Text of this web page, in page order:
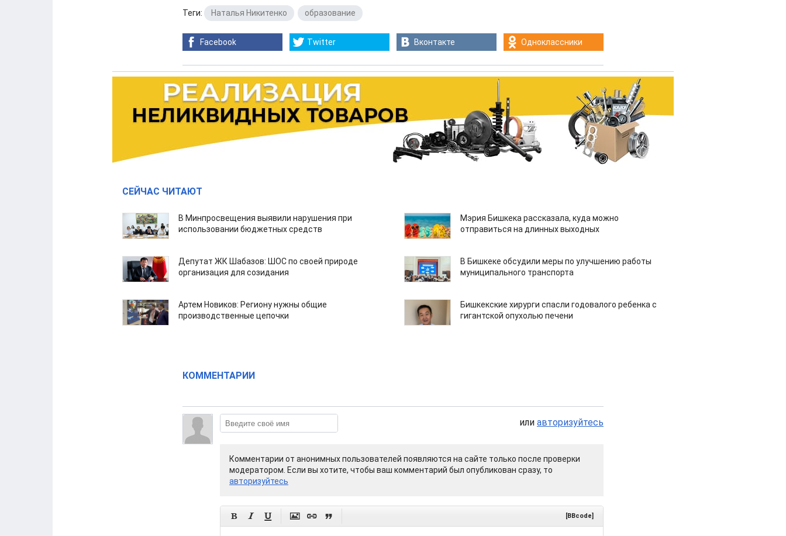
Теги: Наталья Никитенко образование
Facebook Twitter Вконтакте Одноклассники
СЕЙЧАС ЧИТАЮТ
В Минпросвещения выявили нарушения при
использовании бюджетных средств
Мэрия Бишкека рассказала, куда можно
отправиться на длинных выходных
Депутат ЖК Шабазов: ШОС по своей природе
организация для созидания
В Бишкеке обсудили меры по улучшению работы
муниципального транспорта
Артем Новиков: Региону нужны общие
производственные цепочки
Бишкекские хирурги спасли годовалого ребенка с
гигантской опухолью печени
КОММЕНТАРИИ
или авторизуйтесь
Комментарии от анонимных пользователей появляются на сайте только после проверки
модератором. Если вы хотите, чтобы ваш комментарий был опубликован сразу, то
авторизуйтесь
      [BBcode]